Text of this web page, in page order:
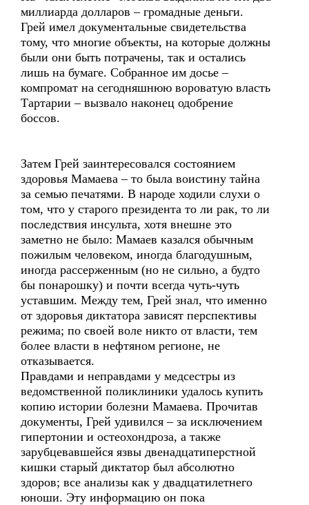
миллиарда долларов – громадные деньги.
Грей имел документальные свидетельства
тому, что многие объекты, на которые должны
были они быть потрачены, так и остались
лишь на бумаге. Собранное им досье –
компромат на сегодняшнюю вороватую власть
Тартарии – вызвало наконец одобрение
боссов.
Затем Грей заинтересовался состоянием
здоровья Мамаева – то была воистину тайна
за семью печатями. В народе ходили слухи о
том, что у старого президента то ли рак, то ли
последствия инсульта, хотя внешне это
заметно не было: Мамаев казался обычным
пожилым человеком, иногда благодушным,
иногда рассерженным (но не сильно, а будто
бы понарошку) и почти всегда чуть-чуть
уставшим. Между тем, Грей знал, что именно
от здоровья диктатора зависят перспективы
режима; по своей воле никто от власти, тем
более власти в нефтяном регионе, не
отказывается.
Правдами и неправдами у медсестры из
ведомственной поликлиники удалось купить
копию истории болезни Мамаева. Прочитав
документы, Грей удивился – за исключением
гипертонии и остеохондроза, а также
зарубцевавшейся язвы двенадцатиперстной
кишки старый диктатор был абсолютно
здоров; все анализы как у двадцатилетнего
юноши. Эту информацию он пока